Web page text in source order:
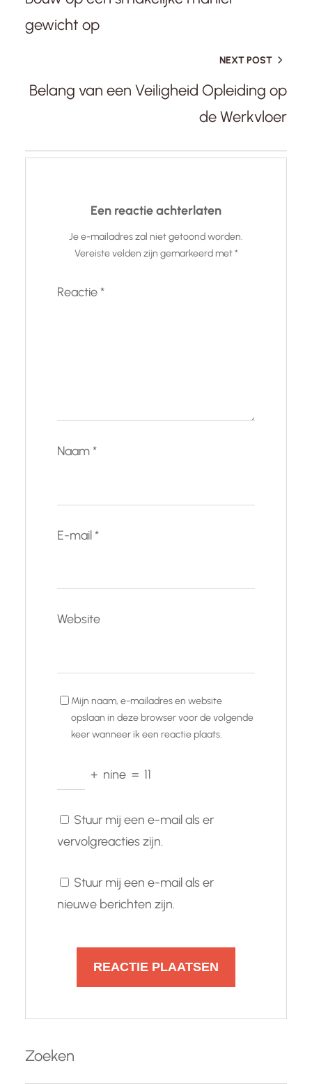
gewicht op
NEXT POST
Belang van een Veiligheid Opleiding op
de Werkvloer
Een reactie achterlaten
Je e-mailadres zal niet getoond worden.
Vereiste velden zijn gemarkeerd met*
Reactie*
Naam*
E-mail*
Website
Mijn naam, e-mailadres en website
opslaan in deze browser voor de volgende
keer wanneer ik een reactie plaats.
+ nine = 11
Stuur mij een e-mail als er
vervolgreacties zijn.
Stuur mij een e-mail als er
nieuwe berichten zijn.
Zoeken